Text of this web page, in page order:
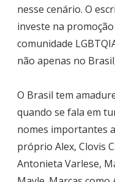
nesse cenário. O
investe na
comunidade
não apenas no
O Brasil tem
quando se fala em
nomes importantes
próprio Alex, Clovis
Antonieta Varlese,